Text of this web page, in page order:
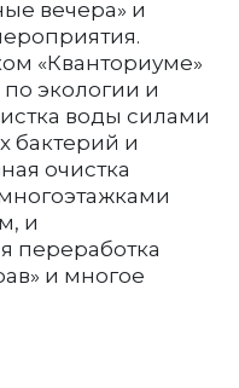
вечера» и
«Кванториуме»
экологии и
воды силами
бактерий и
очистка
и
переработка
и многое